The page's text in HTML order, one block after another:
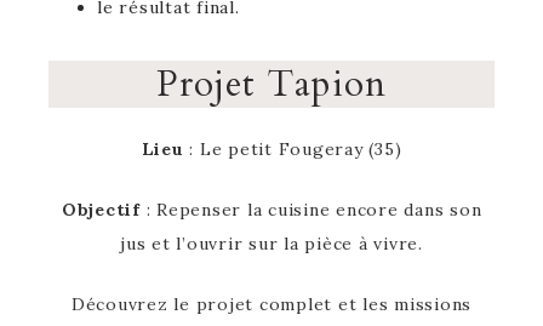
le résultat final.
Projet Tapion
Lieu: Le petit Fougeray (35)
Objectif: Repenser la cuisine encore dans son
jus et l’ouvrir sur la pièce à vivre.
Découvrez le projet complet et les missions